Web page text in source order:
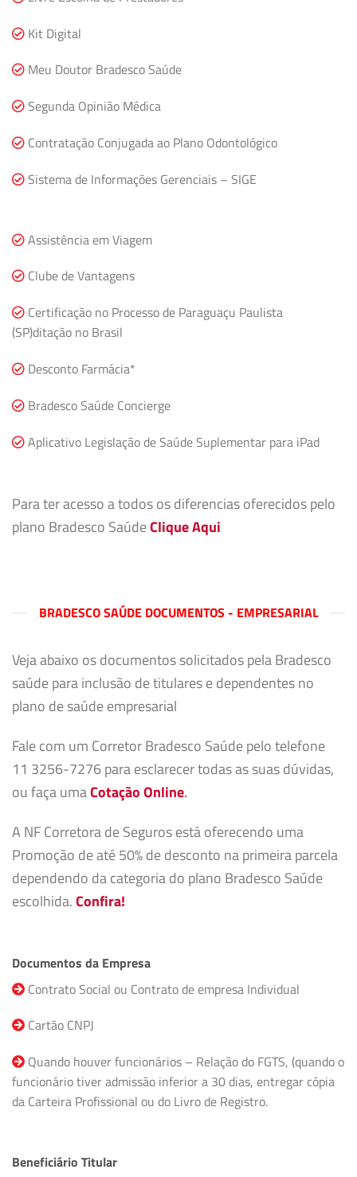
Kit Digital
Meu Doutor Bradesco Saúde
Segunda Opinião Médica
Contratação Conjugada ao Plano Odontológico
Sistema de Informações Gerenciais – SIGE
Assistência em Viagem
Clube de Vantagens
Certificação no Processo de Paraguaçu Paulista
(SP)ditação no Brasil
Desconto Farmácia*
Bradesco Saúde Concierge
Aplicativo Legislação de Saúde Suplementar para iPad
Para ter acesso a todos os diferencias oferecidos pelo
plano Bradesco SaúdeClique Aqui
BRADESCO SAÚDE DOCUMENTOS - EMPRESARIAL
Veja abaixo os documentos solicitados pela Bradesco
saúde para inclusão de titulares e dependentes no
plano de saúde empresarial
Fale com um Corretor Bradesco Saúde pelo telefone
11 3256-7276 para esclarecer todas as suas dúvidas,
ou faça umaCotação Online.
A NF Corretora de Seguros está oferecendo uma
Promoção de até 50% de desconto na primeira parcela
dependendo da categoria do plano Bradesco Saúde
escolhida.Confira!
Documentos da Empresa
Contrato Social ou Contrato de empresa Individual
Cartão CNPJ
Quando houver funcionários – Relação do FGTS, (quando o
funcionário tiver admissão inferior a 30 dias, entregar cópia
da Carteira Profissional ou do Livro de Registro.
Beneficiário Titular